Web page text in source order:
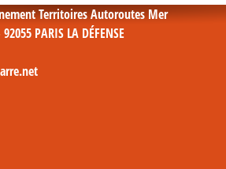
Territoires Autoroutes Mer
PARIS LA DÉFENSE